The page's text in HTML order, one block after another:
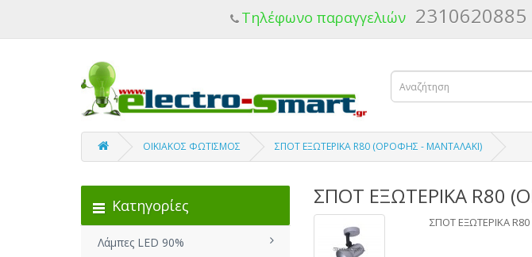
Τηλέφωνο παραγγελιών 2310620885
ΟΙΚΙΑΚΟΣ ΦΩΤΙΣΜΟΣ ΣΠΟΤ ΕΞΩΤΕΡΙΚΑ R80 (ΟΡΟΦΗΣ - ΜΑΝΤΑΛΑΚΙ)
Κατηγορίες
Λάμπες LED 90%
ΣΠΟΤ ΕΞΩΤΕΡΙΚΑ R80
ΣΠΟΤ ΕΞΩΤΕΡΙΚΑ